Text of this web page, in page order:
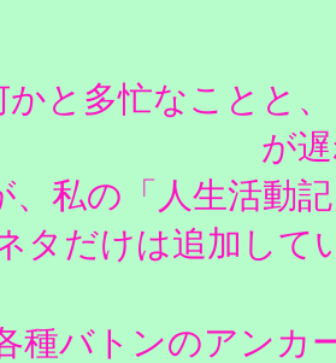
かと多忙なことと
が
、私の「人生活動
タだけは追加して
種バトンのアンカ